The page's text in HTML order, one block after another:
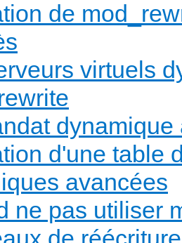
de
virtuels
d'une table
avancées
ne pas utiliser